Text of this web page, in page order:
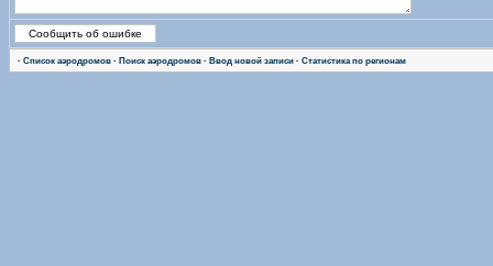
· Список аэродромов · Поиск аэродромов · Ввод новой записи · Статистика по регионам